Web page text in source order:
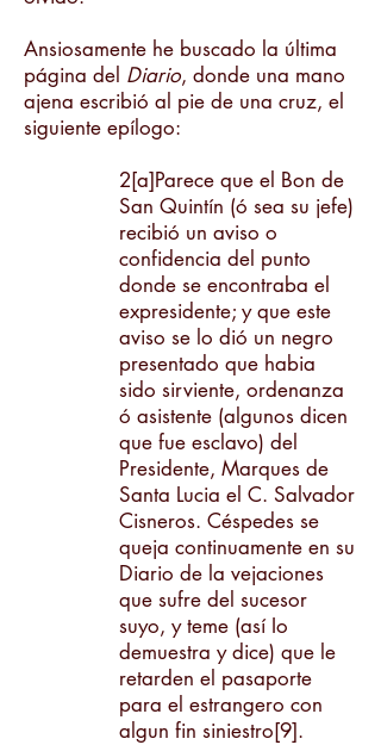
Ansiosamente he buscado la última
página del Diario, donde una mano
ajena escribió al pie de una cruz, el
siguiente epílogo:
2[a]Parece que el Bon de
San Quintín (ó sea su jefe)
recibió un aviso o
confidencia del punto
donde se encontraba el
expresidente; y que este
aviso se lo dió un negro
presentado que habia
sido sirviente, ordenanza
ó asistente (algunos dicen
que fue esclavo) del
Presidente, Marques de
Santa Lucia el C. Salvador
Cisneros. Céspedes se
queja continuamente en su
Diario de la vejaciones
que sufre del sucesor
suyo, y teme (así Io
demuestra y dice) que le
retarden el pasaporte
para el estrangero con
algun fin siniestro[9].